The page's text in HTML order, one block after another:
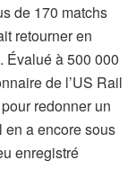
de 170 matchs
retourner en
Évalué à 500 000
de l’US Rail
redonner un
en a encore sous
enregistré